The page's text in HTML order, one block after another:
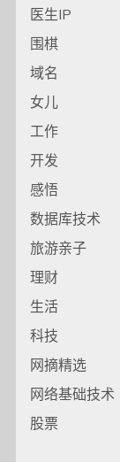
医生IP
围棋
域名
女儿
工作
开发
感悟
数据库技术
旅游亲子
理财
生活
科技
网摘精选
网络基础技术
股票